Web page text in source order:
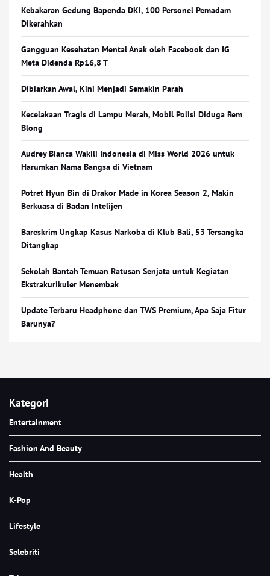
Kebakaran Gedung Bapenda DKI, 100 Personel Pemadam
Dikerahkan
Gangguan Kesehatan Mental Anak oleh Facebook dan IG
Meta Didenda Rp16,8 T
Dibiarkan Awal, Kini Menjadi Semakin Parah
Kecelakaan Tragis di Lampu Merah, Mobil Polisi Diduga Rem
Blong
Audrey Bianca Wakili Indonesia di Miss World 2026 untuk
Harumkan Nama Bangsa di Vietnam
Potret Hyun Bin di Drakor Made in Korea Season 2, Makin
Berkuasa di Badan Intelijen
Bareskrim Ungkap Kasus Narkoba di Klub Bali, 53 Tersangka
Ditangkap
Sekolah Bantah Temuan Ratusan Senjata untuk Kegiatan
Ekstrakurikuler Menembak
Update Terbaru Headphone dan TWS Premium, Apa Saja Fitur
Barunya?
Kategori
Entertainment
Fashion And Beauty
Health
K-Pop
Lifestyle
Selebriti